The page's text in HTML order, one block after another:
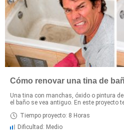
Cómo renovar una tina de
Una tina con manchas, óxido o pintura
el baño se vea antiguo. En este proyecto
Tiempo proyecto: 8 Horas
Dificultad: Medio